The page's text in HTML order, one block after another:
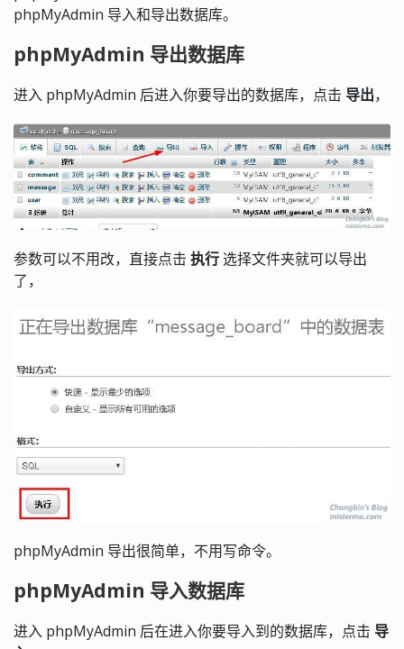
phpMyAdmin 导入和导出数据库。
phpMyAdmin 导出数据库
进入 phpMyAdmin 后进入你要导出的数据库，点击 导出，
参数可以不用改，直接点击 执行选择文件夹就可以导出
了，
phpMyAdmin 导出很简单，不用写命令。
phpMyAdmin 导入数据库
进入 phpMyAdmin 后在进入你要导入到的数据库，点击 导